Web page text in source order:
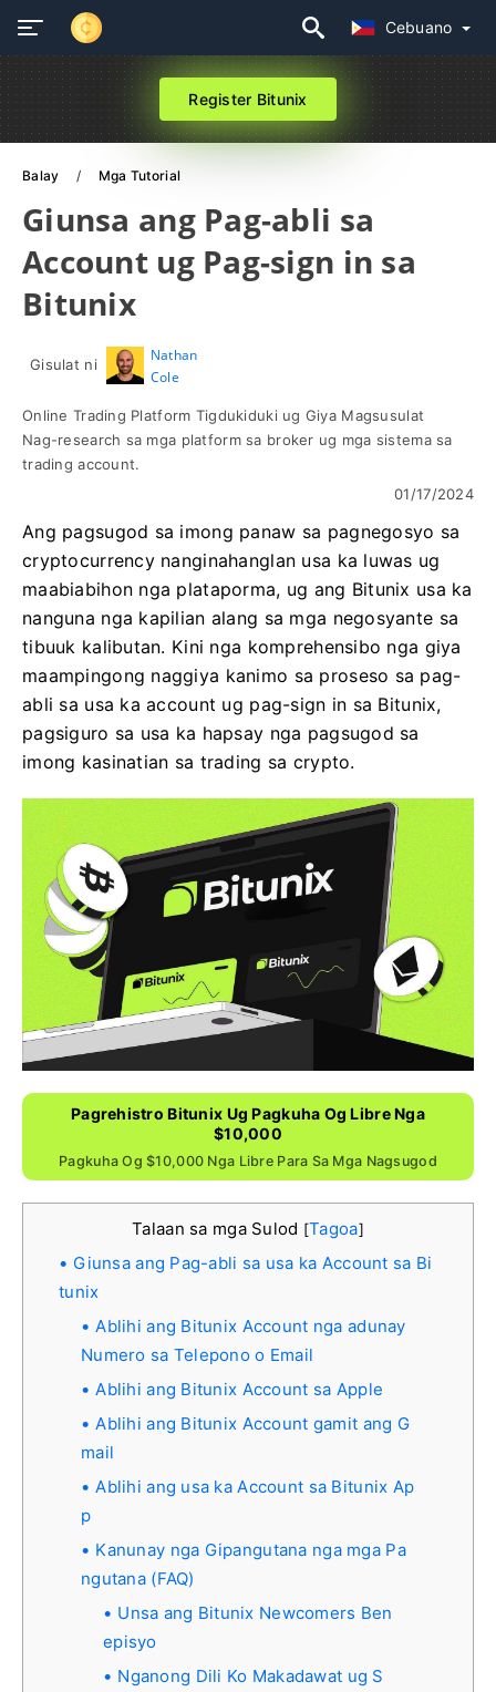
Cebuano
Register Bitunix
Balay Mga Tutorial
Giunsa ang Pag-abli sa
Account ug Pag-sign in sa
Bitunix
Gisulat ni
Nathan
Cole
Online Trading Platform Tigdukiduki ug Giya Magsusulat
Nag-research sa mga platform sa broker ug mga sistema sa
trading account.
01/17/2024
Ang pagsugod sa imong panaw sa pagnegosyo sa
cryptocurrency nanginahanglan usa ka luwas ug
maabiabihon nga plataporma, ug ang Bitunix usa ka
nanguna nga kapilian alang sa mga negosyante sa
tibuuk kalibutan. Kini nga komprehensibo nga giya
maampingong naggiya kanimo sa proseso sa pag-
abli sa usa ka account ug pag-sign in sa Bitunix,
pagsiguro sa usa ka hapsay nga pagsugod sa
imong kasinatian sa trading sa crypto.
Pagrehistro Bitunix Ug Pagkuha Og Libre Nga
$10,000
Pagkuha Og $10,000 Nga Libre Para Sa Mga Nagsugod
Talaan sa mga Sulod [Tagoa]
Giunsa ang Pag-abli sa usa ka Account sa Bi
tunix
Ablihi ang Bitunix Account nga adunay
Numero sa Telepono o Email
Ablihi ang Bitunix Account sa Apple
Ablihi ang Bitunix Account gamit ang G
mail
Ablihi ang usa ka Account sa Bitunix Ap
p
Kanunay nga Gipangutana nga mga Pa
ngutana (FAQ)
Unsa ang Bitunix Newcomers Ben
episyo
Nganong Dili Ko Makadawat ug S